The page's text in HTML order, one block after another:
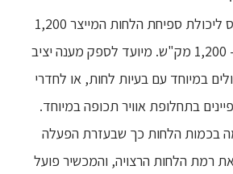
מאוורר עוצמתי ביחס ליכולת ספיחת הלחות המייצר 1,200
מטר מעוקב בשעה - 1,200 מק"ש. מיועד לספק מענה יציב
במיוחד עם בעיות לחות, או לחדרי
בתחלופת אוויר תכופה במיוחד.
בכמות הלחות כך שבעזרת הפעלה
רמת הלחות הרצויה, והמכשיר פועל